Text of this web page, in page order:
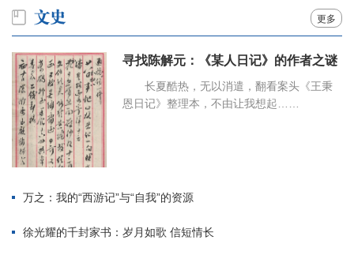
更多
寻找陈解元：《某人日记》的作者之谜
长夏酷热，无以消遣，翻看案头《王秉
恩日记》整理本，不由让我想起……
万之：我的“西游记”与“自我”的资源
徐光耀的千封家书：岁月如歌 信短情长